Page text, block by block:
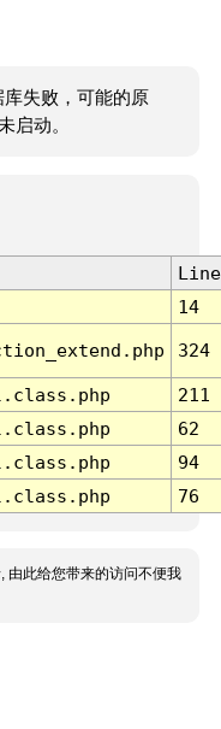
失败，可能的原
启动。
Line
14
324
211
62
94
76
由此给您带来的访问不便我